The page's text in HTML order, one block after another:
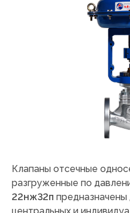
Клапаны отсечные
разгруженные по
22нж32п предназначены